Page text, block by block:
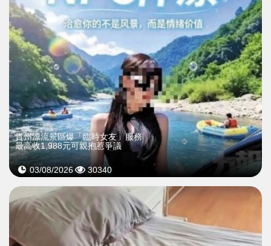
貴州漂流景區爆「臨時女友」服務
最高收1,988元可親抱惹爭議
03/08/2026 30340